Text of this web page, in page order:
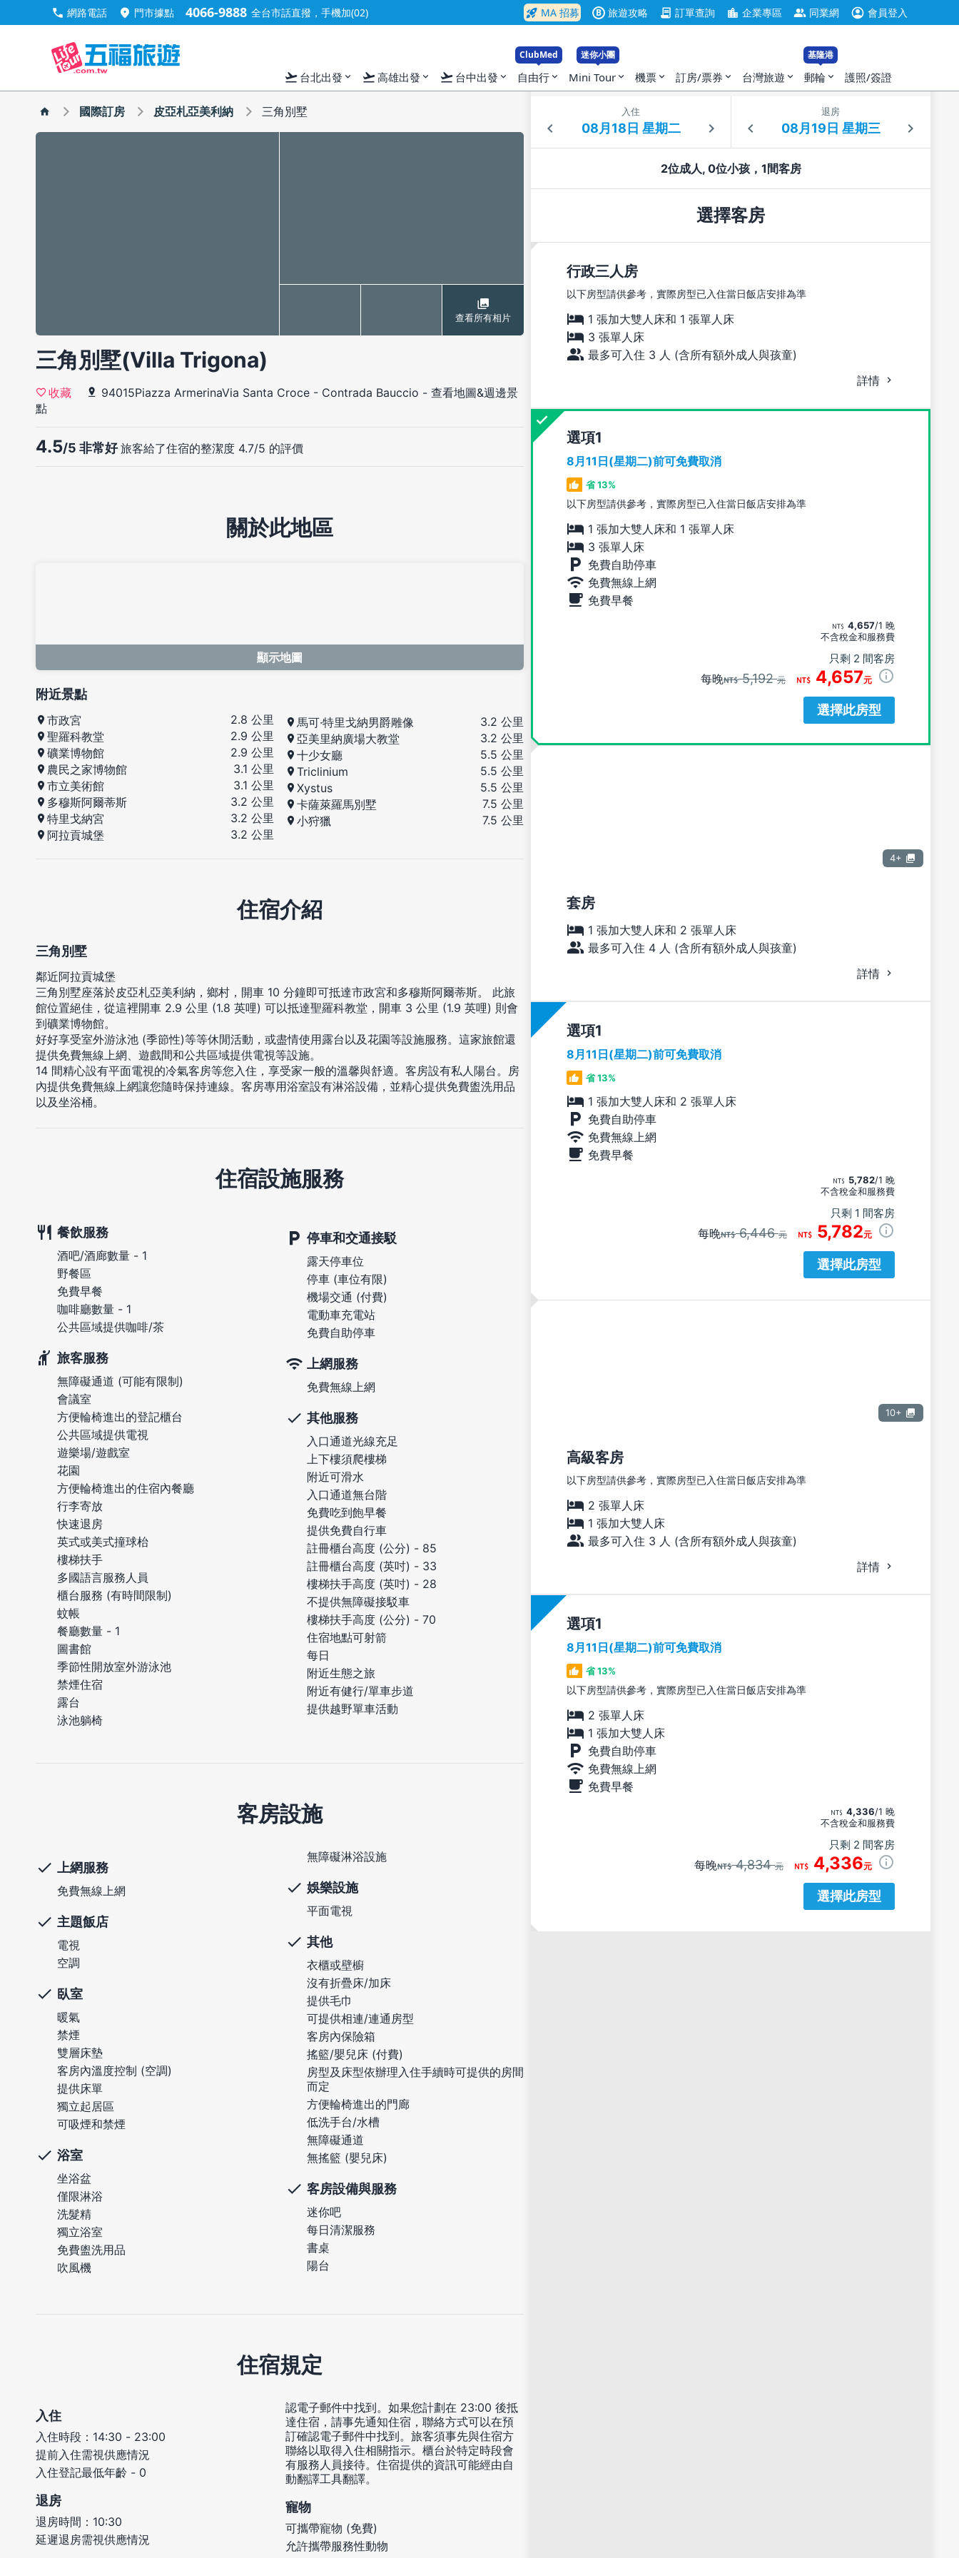
call 網路電話 location_on 門市據點 4066-9888 全台市話直撥，手機加(02) rocket_launch MA 招募 B 旅遊攻略 contract 訂單查詢 location_city 企業專區 group 同業網 account_circle 會員登入
flight_takeoff 台北出發 expand_more flight_takeoff高雄出發 expand_more flight_takeoff 台中出發 expand_more
ClubMed
自由行 expand_more
迷你小團
Mini Tour expand_more 機票 expand_more 訂房/票券 expand_more 台灣旅遊 expand_more
基隆港
郵輪 expand_more 護照/簽證
國際訂房 皮亞札亞美利納 三角別墅
查看所有相片
三角別墅(Villa Trigona)
收藏 94015Piazza ArmerinaVia Santa Croce - Contrada Bauccio - 查看地圖&週邊景
點
4.5/5 非常好旅客給了住宿的整潔度 4.7/5 的評價
入住 退房
2位成人, 0位小孩，1間客房
選擇客房
行政三人房
以下房型請供參考，實際房型已入住當日飯店安排為準
1 張加大雙人床和 1 張單人床
3 張單人床
最多可入住 3 人 (含所有額外成人與孩童)
詳情
選項
8月11日(星期二)前可免費取消
省 13%
以下房型請供參考，實際房型已入住當日飯店安排為準
1 張加大雙人床和 1 張單人床
3 張單人床
免費自助停車
免費無線上網
免費早餐
4,657/1 晚
不含稅金和服務費
只剩 2 間客房
每晚 5,192元 4,657元
選擇此房型
4+
套房
1 張加大雙人床和 2 張單人床
最多可入住 4 人 (含所有額外成人與孩童)
詳情
選項
8月11日(星期二)前可免費取消
省 13%
1 張加大雙人床和 2 張單人床
免費自助停車
免費無線上網
免費早餐
5,782/1 晚
不含稅金和服務費
只剩 1 間客房
每晚 6,446元 5,782元
選擇此房型
10+
高級客房
以下房型請供參考，實際房型已入住當日飯店安排為準
2 張單人床
1 張加大雙人床
最多可入住 3 人 (含所有額外成人與孩童)
詳情
選項
8月11日(星期二)前可免費取消
省 13%
以下房型請供參考，實際房型已入住當日飯店安排為準
2 張單人床
1 張加大雙人床
免費自助停車
免費無線上網
免費早餐
4,336/1 晚
不含稅金和服務費
只剩 2 間客房
每晚 4,834元 4,336元
選擇此房型
關於此地區
顯示地圖
附近景點
市政宮
2.8 公里
聖羅科教堂
2.9 公里
礦業博物館
2.9 公里
農民之家博物館
3.1 公里
市立美術館
3.1 公里
多穆斯阿爾蒂斯
3.2 公里
特里戈納宮
3.2 公里
阿拉貢城堡
3.2 公里
馬可·特里戈納男爵雕像
3.2 公里
亞美里納廣場大教堂
3.2 公里
十少女廳
5.5 公里
Triclinium
5.5 公里
Xystus
5.5 公里
卡薩萊羅馬別墅
7.5 公里
小狩獵
7.5 公里
住宿介紹
三角別墅
鄰近阿拉貢城堡
三角別墅座落於皮亞札亞美利納，鄉村，開車 10 分鐘即可抵達市政宮和多穆斯阿爾蒂斯。 此旅
館位置絕佳，從這裡開車 2.9 公里 (1.8 英哩) 可以抵達聖羅科教堂，開車 3 公里 (1.9 英哩) 則會
到礦業博物館。
好好享受室外游泳池 (季節性)等等休閒活動，或盡情使用露台以及花園等設施服務。這家旅館還
提供免費無線上網、遊戲間和公共區域提供電視等設施。
14 間精心設有平面電視的冷氣客房等您入住，享受家一般的溫馨與舒適。客房設有私人陽台。房
內提供免費無線上網讓您隨時保持連線。客房專用浴室設有淋浴設備，並精心提供免費盥洗用品
以及坐浴桶。
住宿設施服務
餐飲服務
酒吧/酒廊數量 - 1
野餐區
免費早餐
咖啡廳數量 - 1
公共區域提供咖啡/茶
旅客服務
無障礙通道 (可能有限制)
會議室
方便輪椅進出的登記櫃台
公共區域提供電視
遊樂場/遊戲室
花園
方便輪椅進出的住宿內餐廳
行李寄放
快速退房
英式或美式撞球枱
樓梯扶手
多國語言服務人員
櫃台服務 (有時間限制)
蚊帳
餐廳數量 - 1
圖書館
季節性開放室外游泳池
禁煙住宿
露台
泳池躺椅
停車和交通接駁
露天停車位
停車 (車位有限)
機場交通 (付費)
電動車充電站
免費自助停車
上網服務
免費無線上網
其他服務
入口通道光線充足
上下樓須爬樓梯
附近可滑水
入口通道無台階
免費吃到飽早餐
提供免費自行車
註冊櫃台高度 (公分) - 85
註冊櫃台高度 (英吋) - 33
樓梯扶手高度 (英吋) - 28
不提供無障礙接駁車
樓梯扶手高度 (公分) - 70
住宿地點可射箭
每日
附近生態之旅
附近有健行/單車步道
提供越野單車活動
客房設施
上網服務
免費無線上網
主題飯店
電視
空調
臥室
暖氣
禁煙
雙層床墊
客房內溫度控制 (空調)
提供床單
獨立起居區
可吸煙和禁煙
浴室
坐浴盆
僅限淋浴
洗髮精
獨立浴室
免費盥洗用品
吹風機
無障礙淋浴設施
娛樂設施
平面電視
其他
衣櫃或壁櫥
沒有折疊床/加床
提供毛巾
可提供相連/連通房型
客房內保險箱
搖籃/嬰兒床 (付費)
房型及床型依辦理入住手續時可提供的房間
而定
方便輪椅進出的門廊
低洗手台/水槽
無障礙通道
無搖籃 (嬰兒床)
客房設備與服務
迷你吧
每日清潔服務
書桌
陽台
住宿規定
入住
入住時段：14:30 - 23:00
提前入住需視供應情況
入住登記最低年齡 - 0
退房
退房時間：10:30
延遲退房需視供應情況
認電子郵件中找到。如果您計劃在 23:00 後抵
達住宿，請事先通知住宿，聯絡方式可以在預
訂確認電子郵件中找到。旅客須事先與住宿方
聯絡以取得入住相關指示。櫃台於特定時段會
有服務人員接待。住宿提供的資訊可能經由自
動翻譯工具翻譯。
寵物
可攜帶寵物 (免費)
允許攜帶服務性動物